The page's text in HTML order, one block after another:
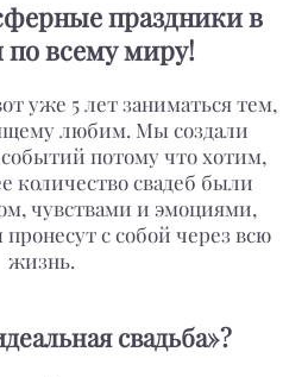
праздники в
по всему миру!
уже 5 лет заниматься тем,
любим. Мы создали
потому что хотим,
количество свадеб были
чувствами и эмоциями,
с собой через всю
жизнь.
свадьба»?